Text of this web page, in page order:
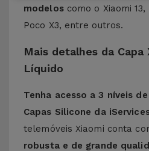
modeloscomo o Xiaomi 13,
Poco X3, entre outros.
Mais detalhes da Capa
Líquido
Tenha acesso a 3 níveis
Capas Silicone da
telemóveis Xiaomi conta
robusta e de grande